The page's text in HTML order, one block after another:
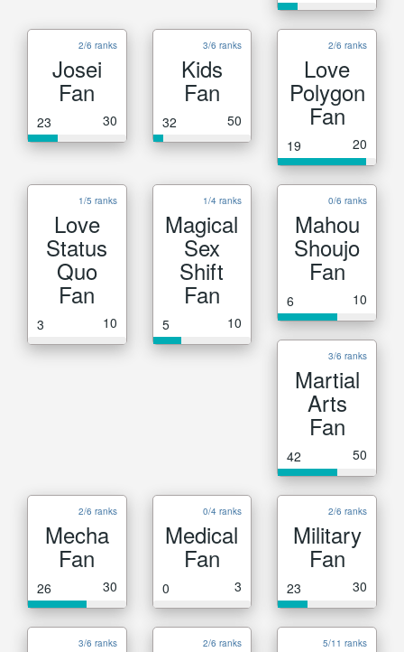
2/6 ranks
Josei
Fan
23 30
3/6 ranks
Kids
Fan
32 50
2/6 ranks
Love
Polygon
Fan
19 20
1/5 ranks
Love
Status
Quo
Fan
3 10
1/4 ranks
Magical
Sex
Shift
Fan
5 10
0/6 ranks
Mahou
Shoujo
Fan
6 10
3/6 ranks
Martial
Arts
Fan
42 50
2/6 ranks
Mecha
Fan
26 30
0/4 ranks
Medical
Fan
0 3
2/6 ranks
Military
Fan
23 30
3/6 ranks 2/6 ranks 5/11 ranks